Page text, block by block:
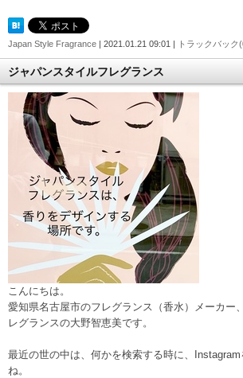
Japan Style Fragrance | 2021.01.21 09:01 | トラックバック
ジャパンスタイルフレグランス
こんにちは。
愛知県名古屋市のフレグランス（香水）メーカー
レグランスの大野智恵美です。
最近の世の中は、何かを検索する時に、
ね。